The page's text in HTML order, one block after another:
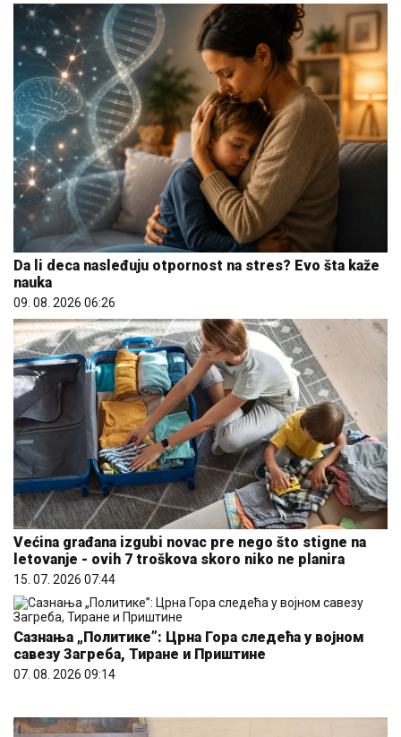
Da li deca nasleđuju otpornost na stres? Evo šta kaže
nauka
09. 08. 2026 06:26
Većina građana izgubi novac pre nego što stigne na
letovanje - ovih 7 troškova skoro niko ne planira
15. 07. 2026 07:44
Сазнања „Политике”: Црна Гора следећа у војном
савезу Загреба, Тиране и Приштине
07. 08. 2026 09:14